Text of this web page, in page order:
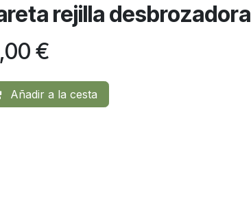
rejilla desbrozadora
€
Añadir a la cesta